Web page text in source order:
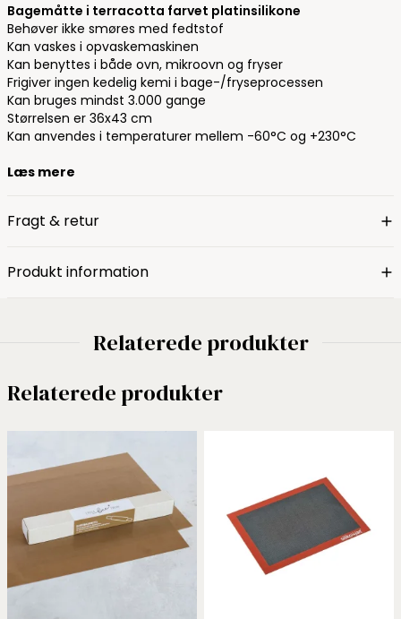
Bagemåtte i terracotta farvet platinsilikone
Behøver ikke smøres med fedtstof
Kan vaskes i opvaskemaskinen
Kan benyttes i både ovn, mikroovn og fryser
Frigiver ingen kedelig kemi i bage-/fryseprocessen
Kan bruges mindst 3.000 gange
Størrelsen er 36x43 cm
Kan anvendes i temperaturer mellem -60°C og +230°C
Læs mere
Fragt & retur
Produkt information
Relaterede produkter
Relaterede produkter